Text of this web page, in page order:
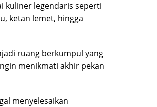
kuliner legendaris seperti
ketan lemet, hingga
ruang berkumpul yang
menikmati akhir pekan
menyelesaikan